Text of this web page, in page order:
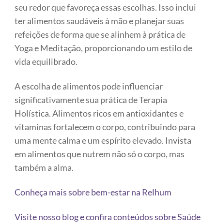
seu redor que favoreça essas escolhas. Isso inclui
ter alimentos saudáveis à mão e planejar suas
refeições de forma que se alinhem à prática de
Yoga e Meditação, proporcionando um estilo de
vida equilibrado.
A escolha de alimentos pode influenciar
significativamente sua prática de Terapia
Holística. Alimentos ricos em antioxidantes e
vitaminas fortalecem o corpo, contribuindo para
uma mente calma e um espírito elevado. Invista
em alimentos que nutrem não só o corpo, mas
também a alma.
Conheça mais sobre bem-estar na Relhum
Visite nosso blog e confira conteúdos sobre Saúde